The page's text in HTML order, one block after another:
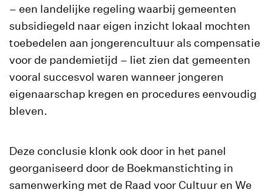
– een landelijke regeling waarbij gemeenten
subsidiegeld naar eigen inzicht lokaal mochten
toebedelen aan jongerencultuur als compensatie
voor de pandemietijd – liet zien dat gemeenten
vooral succesvol waren wanneer jongeren
eigenaarschap kregen en procedures eenvoudig
bleven.
Deze conclusie klonk ook door in het panel
georganiseerd door de Boekmanstichting in
samenwerking met de Raad voor Cultuur en We